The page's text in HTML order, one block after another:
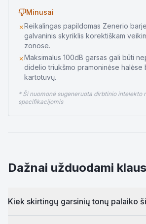
Minusai
✗Reikalingas papildomas Zenerio
galvaninis skyriklis korektiškam
zonose.
✗Maksimalus 100dB garsas gali būti
didelio triukšmo pramoninėse halėse
kartotuvų.
* Ši nuomonė sugeneruota dirbtinio intelekto
specifikacijomis
Dažnai užduodami
Kiek skirtingų garsinių tonų palaiko